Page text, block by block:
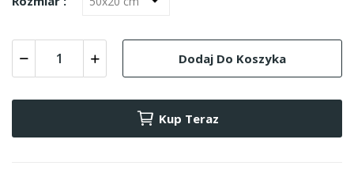
Dodaj Do Koszyka
Kup Teraz